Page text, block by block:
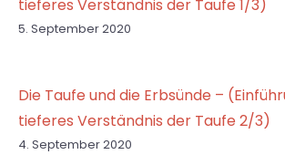
tieferes Verständnis der Taufe 1/3)
5. September 2020
Die Taufe und die Erbsünde –
tieferes Verständnis der Taufe 2/3)
4. September 2020